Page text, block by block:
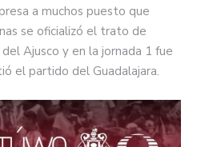
a muchos puesto que
se oficializó el trato de
Ajusco y en la jornada 1 fue
el partido del Guadalajara.